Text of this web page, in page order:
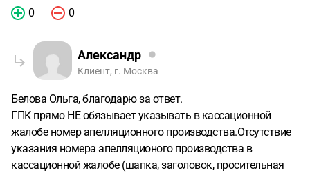
0 0
Александр
Клиент, г. Москва
Белова Ольга, благодарю за ответ.
ГПК прямо НЕ обязывает указывать в кассационной
жалобе номер апелляционного производства.Отсутствие
указания номера апелляционого производства в
кассационной жалобе (шапка, заголовок, просительная